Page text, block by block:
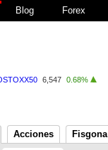
Blog Forex
6,547 0.68%
Acciones Fisgona